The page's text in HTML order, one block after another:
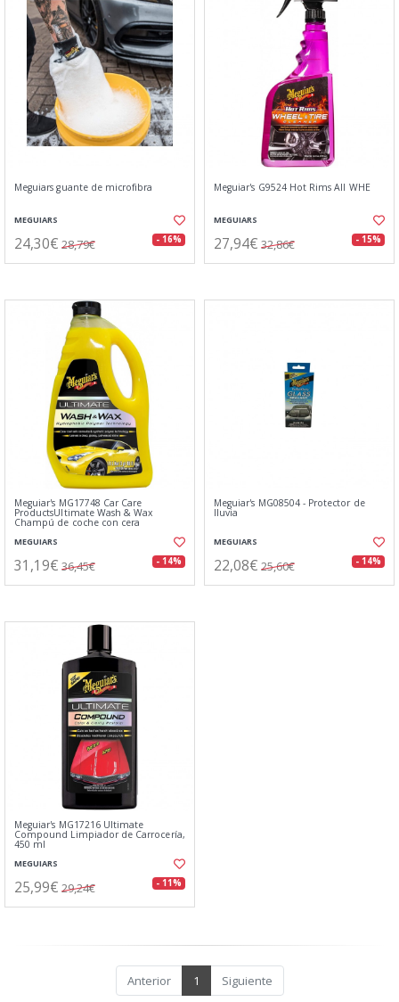
Meguiars guante de microfibra
MEGUIARS
24,30€ 28,79€ - 16%
Meguiar's G9524 Hot Rims All WHE
MEGUIARS
27,94€ 32,86€ - 15%
Meguiar's MG17748 Car Care
ProductsUltimate Wash & Wax
Champú de coche con cera
MEGUIARS
31,19€ 36,45€ - 14%
Meguiar's MG08504 - Protector de
lluvia
MEGUIARS
22,08€ 25,60€ - 14%
Meguiar's MG17216 Ultimate
Compound Limpiador de Carrocería,
450 ml
MEGUIARS
25,99€ 29,24€ - 11%
Anterior 1 Siguiente